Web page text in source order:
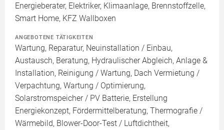
Energieberater, Elektriker, Klimaanlage, Brennstoffzelle,
Smart Home, KFZ Wallboxen
ANGEBOTENE TÄTIGKEITEN
Wartung, Reparatur, Neuinstallation / Einbau,
Austausch, Beratung, Hydraulischer Abgleich, Anlage &
Installation, Reinigung / Wartung, Dach Vermietung /
Verpachtung, Wartung / Optimierung,
Solarstromspeicher / PV Batterie, Erstellung
Energiekonzept, Fördermittelberatung, Thermografie /
Wärmebild, Blower-Door-Test / Luftdichtheit,